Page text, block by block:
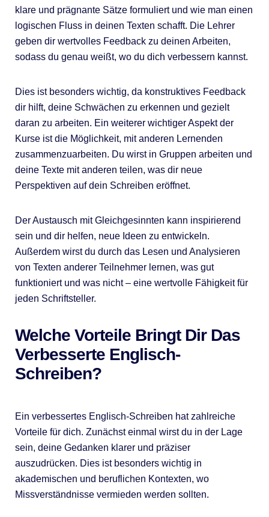
klare und prägnante Sätze formuliert und wie man einen
logischen Fluss in deinen Texten schafft. Die Lehrer
geben dir wertvolles Feedback zu deinen Arbeiten,
sodass du genau weißt, wo du dich verbessern kannst.
Dies ist besonders wichtig, da konstruktives Feedback
dir hilft, deine Schwächen zu erkennen und gezielt
daran zu arbeiten. Ein weiterer wichtiger Aspekt der
Kurse ist die Möglichkeit, mit anderen Lernenden
zusammenzuarbeiten. Du wirst in Gruppen arbeiten und
deine Texte mit anderen teilen, was dir neue
Perspektiven auf dein Schreiben eröffnet.
Der Austausch mit Gleichgesinnten kann inspirierend
sein und dir helfen, neue Ideen zu entwickeln.
Außerdem wirst du durch das Lesen und Analysieren
von Texten anderer Teilnehmer lernen, was gut
funktioniert und was nicht – eine wertvolle Fähigkeit für
jeden Schriftsteller.
Welche Vorteile Bringt Dir Das
Verbesserte Englisch-
Schreiben?
Ein verbessertes Englisch-Schreiben hat zahlreiche
Vorteile für dich. Zunächst einmal wirst du in der Lage
sein, deine Gedanken klarer und präziser
auszudrücken. Dies ist besonders wichtig in
akademischen und beruflichen Kontexten, wo
Missverständnisse vermieden werden sollten.